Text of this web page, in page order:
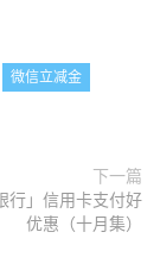
微信立减金
下一篇
行」信用卡支付好
优惠（十月集）